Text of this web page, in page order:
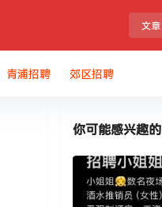
文章
青浦招聘 郊区招聘
你可能感兴趣的